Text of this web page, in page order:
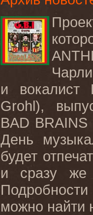
Чарли
и
вокалист
Grohl),
BAD
День
будет
и сразу же
можно найти